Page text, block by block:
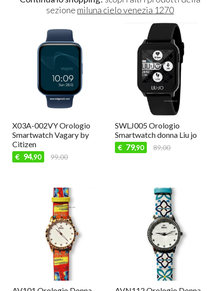
sezione miluna cielo venezia 1270
X03A-002VY Orologio
Smartwatch Vagary by
Citizen
€ 94,90 99,00
SWLJ005 Orologio
Smartwatch donna Liu jo
€ 79,90 89,00